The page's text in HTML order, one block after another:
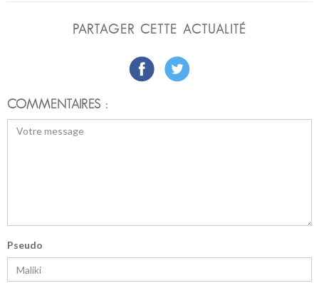
PARTAGER CETTE ACTUALITÉ
COMMENTAIRES :
Pseudo